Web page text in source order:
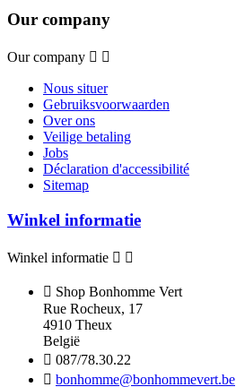
Our company
Our company  
Nous situer
Gebruiksvoorwaarden
Over ons
Veilige betaling
Jobs
Déclaration d'accessibilité
Sitemap
Winkel informatie
Winkel informatie  
 Shop Bonhomme Vert
Rue Rocheux, 17
4910 Theux
België
 087/78.30.22
 bonhomme@bonhommevert.be